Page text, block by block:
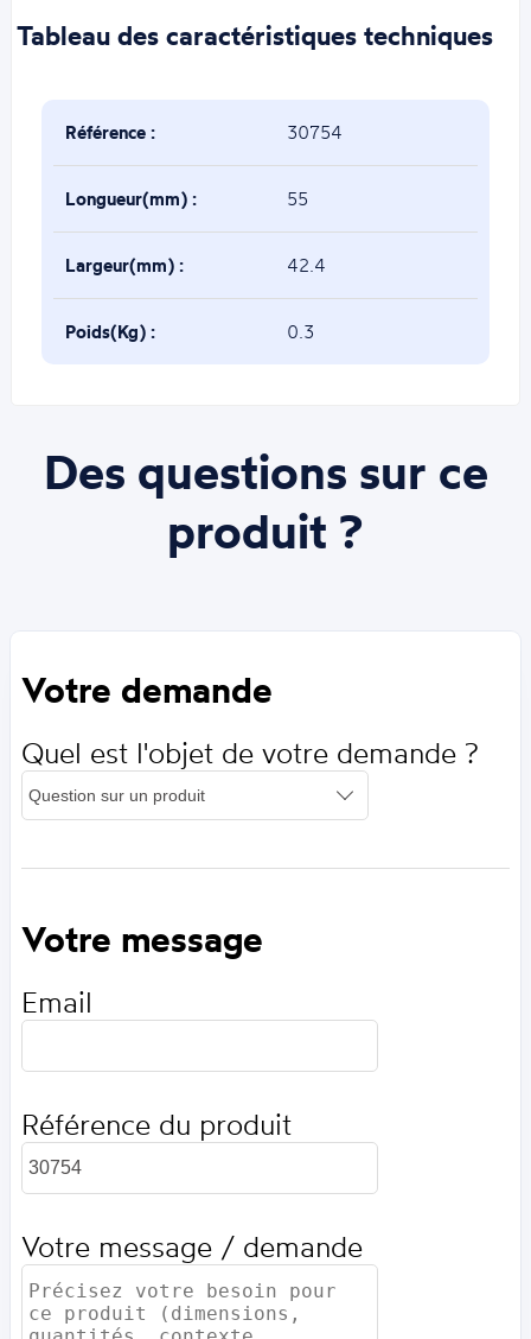
Tableau des caractéristiques techniques
Référence : 30754
Longueur(mm) : 55
Largeur(mm) : 42.4
Poids(Kg) : 0.3
Des questions sur ce
produit ?
Votre demande
Quel est l'objet de votre demande ?
Votre message
Email
Référence du produit
Votre message / demande